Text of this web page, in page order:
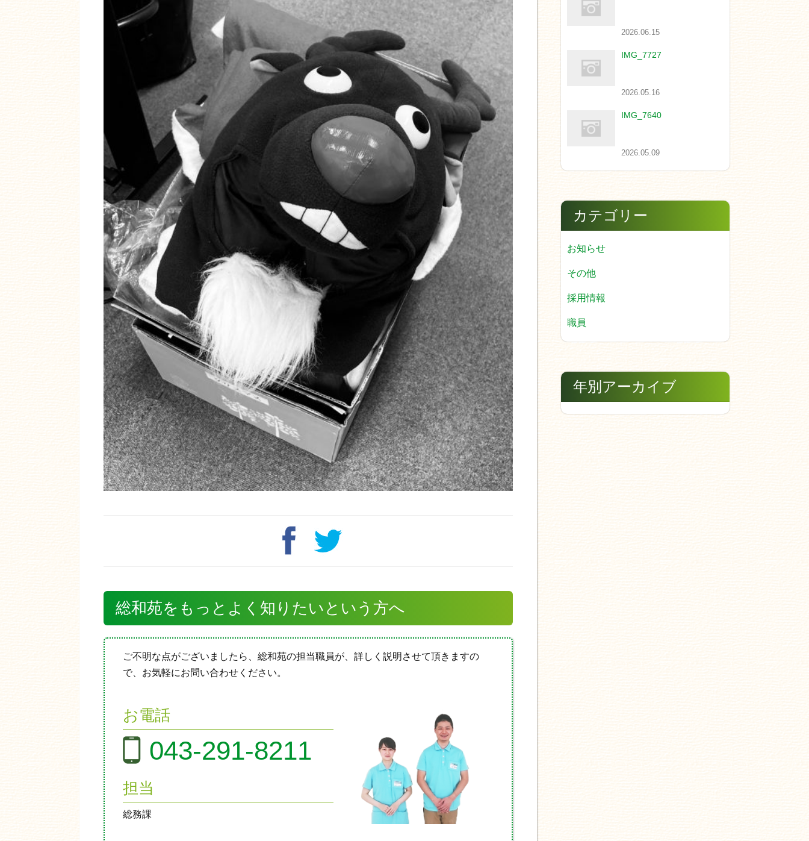
総和苑をもっとよく知りたいという方へ
ご不明な点がございましたら、総和苑の担当職員が、詳しく説明させて頂きますの
で、お気軽にお問い合わせください。
お電話
043-291-8211
担当
総務課
2026.06.15
IMG_7727
2026.05.16
IMG_7640
2026.05.09
カテゴリー
お知らせ
その他
採用情報
職員
年別アーカイブ